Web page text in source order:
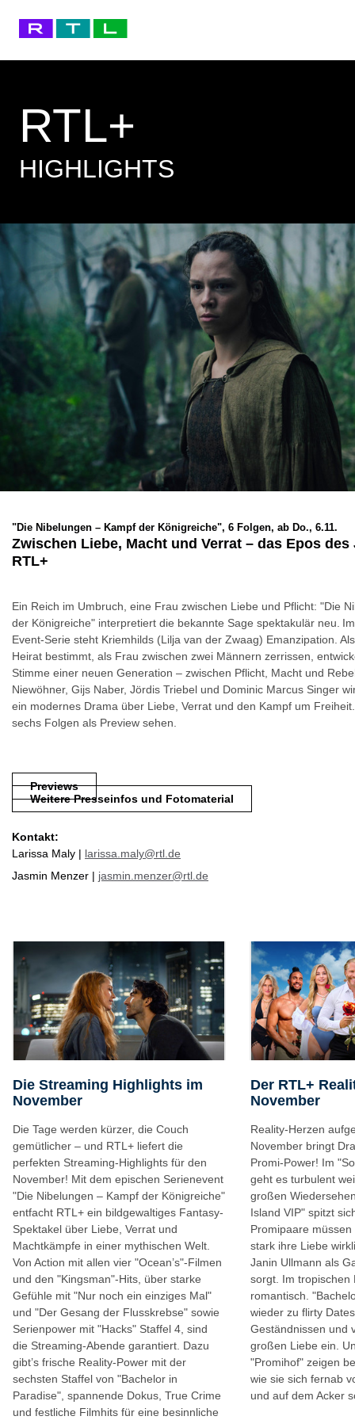
RTL+
HIGHLIGHTS
"Die Nibelungen – Kampf der Königreiche", 6 Folgen, ab Do., 6.11.
Zwischen Liebe, Macht und Verrat – das Epos des
RTL+
Ein Reich im Umbruch, eine Frau zwischen Liebe und Pflicht: "Die
der Königreiche" interpretiert die bekannte Sage spektakulär neu.
Event-Serie steht Kriemhilds (Lilja van der Zwaag) Emanzipation.
Heirat bestimmt, als Frau zwischen zwei Männern zerrissen,
Stimme einer neuen Generation – zwischen Pflicht, Macht und
Niewöhner, Gijs Naber, Jördis Triebel und Dominic Marcus Singer
ein modernes Drama über Liebe, Verrat und den Kampf um
sechs Folgen als Preview sehen.
Previews
Weitere Presseinfos und Fotomaterial
Kontakt:
Larissa Maly | larissa.maly@rtl.de
Jasmin Menzer | jasmin.menzer@rtl.de
Die Streaming Highlights im
November
Die Tage werden kürzer, die Couch
gemütlicher – und RTL+ liefert die
perfekten Streaming-Highlights für den
November! Mit dem epischen Serienevent
"Die Nibelungen – Kampf der Königreiche"
entfacht RTL+ ein bildgewaltiges Fantasy-
Spektakel über Liebe, Verrat und
Machtkämpfe in einer mythischen Welt.
Von Action mit allen vier "Ocean’s"-Filmen
und den "Kingsman"-Hits, über starke
Gefühle mit "Nur noch ein einziges Mal"
und "Der Gesang der Flusskrebse" sowie
Serienpower mit "Hacks" Staffel 4, sind
die Streaming-Abende garantiert. Dazu
gibt’s frische Reality-Power mit der
sechsten Staffel von "Bachelor in
Paradise", spannende Dokus, True Crime
und festliche Filmhits für eine besinnliche
Der RTL+
November
Reality-Herzen
November bringt
Promi-Power! Im
geht es turbulent
großen
Island VIP" spitzt
Promipaare
stark ihre Liebe
Janin Ullmann als
sorgt. Im tropischen
romantisch.
wieder zu flirty
Geständnissen und
großen Liebe ein.
"Promihof" zeigen
wie sie sich fernab
und auf dem Acker